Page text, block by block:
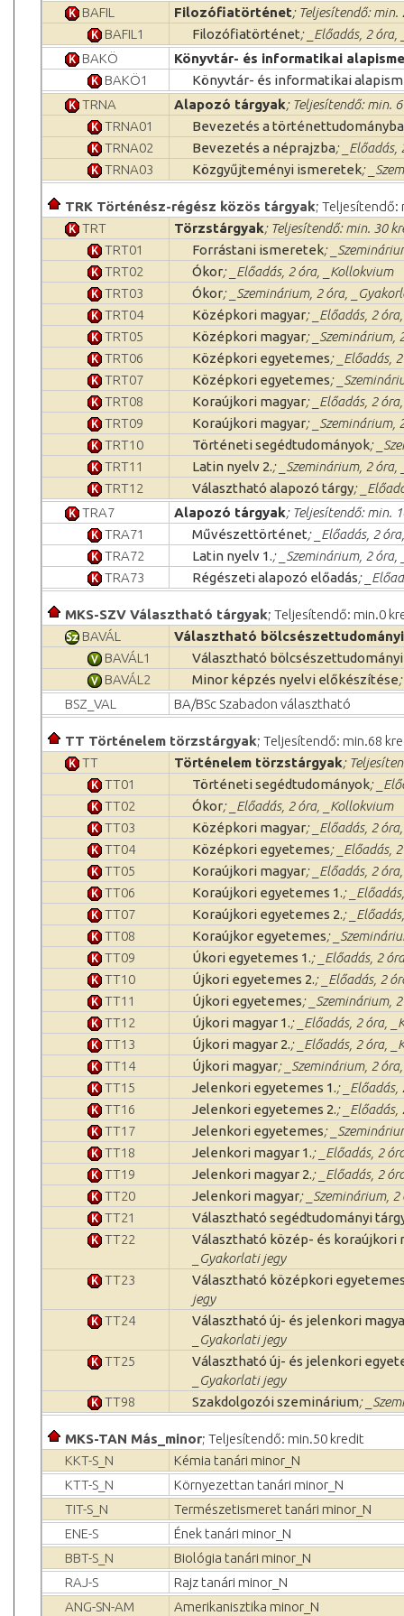
BAFIL
Filozófiatörténet; Teljesítendő: min.
BAFIL1
Filozófiatörténet; _Előadás, 2
BAKÖ
Könyvtár- és informatikai
BAKÖ1
Könyvtár- és informatikai
TRNA
Alapozó tárgyak; Teljesítendő: min.
TRNA01
Bevezetés a történettudományba
TRNA02
Bevezetés a néprajzba; _Előadás,
TRNA03
Közgyűjteményi ismeretek;
TRK Történész-régész közös tárgyak; Teljesítendő:
TRT
Törzstárgyak; Teljesítendő: min. 30
TRT01
Forrástani ismeretek;
TRT02
Ókor; _Előadás, 2 óra, _Kollokvium
TRT03
Ókor; _Szeminárium, 2 óra,
TRT04
Középkori magyar; _Előadás, 2
TRT05
Középkori magyar; _Szeminárium,
TRT06
Középkori egyetemes; _Előadás,
TRT07
Középkori egyetemes;
TRT08
Koraújkori magyar; _Előadás, 2
TRT09
Koraújkori magyar; _Szeminárium,
TRT10
Történeti segédtudományok;
TRT11
Latin nyelv 2.; _Szeminárium, 2
TRT12
Választható alapozó tárgy;
TRA7
Alapozó tárgyak; Teljesítendő: min.
TRA71
Művészettörténet; _Előadás, 2
TRA72
Latin nyelv 1.; _Szeminárium, 2
TRA73
Régészeti alapozó előadás;
MKS-SZV Választható tárgyak; Teljesítendő: min.0
BAVÁL
Választható
BAVÁL1
Választható
BAVÁL2
Minor képzés nyelvi előkészítése
BSZ_VAL
BA/BSc Szabadon választható
TT Történelem törzstárgyak; Teljesítendő: min.68
TT
Történelem törzstárgyak;
TT01
Történeti segédtudományok;
TT02
Ókor; _Előadás, 2 óra, _Kollokvium
TT03
Középkori magyar; _Előadás, 2
TT04
Középkori egyetemes; _Előadás,
TT05
Koraújkori magyar; _Előadás, 2
TT06
Koraújkori egyetemes 1.;
TT07
Koraújkori egyetemes 2.;
TT08
Koraújkor egyetemes;
TT09
Úkori egyetemes 1.; _Előadás, 2
TT10
Újkori egyetemes 2.; _Előadás, 2
TT11
Újkori egyetemes; _Szeminárium,
TT12
Újkori magyar 1.; _Előadás, 2 óra,
TT13
Újkori magyar 2.; _Előadás, 2 óra,
TT14
Újkori magyar; _Szeminárium, 2
TT15
Jelenkori egyetemes 1.; _Előadás,
TT16
Jelenkori egyetemes 2.; _Előadás,
TT17
Jelenkori egyetemes;
TT18
Jelenkori magyar 1.; _Előadás, 2
TT19
Jelenkori magyar 2.; _Előadás, 2
TT20
Jelenkori magyar; _Szeminárium,
TT21
Választható segédtudományi
TT22
Választható közép- és koraújkori
_Gyakorlati jegy
TT23
Választható középkori
jegy
TT24
Választható új- és jelenkori
_Gyakorlati jegy
TT25
Választható új- és jelenkori
_Gyakorlati jegy
TT98
Szakdolgozói szeminárium;
MKS-TAN Más_minor; Teljesítendő: min.50 kredit
KKT-S_N
Kémia tanári minor_N
KTT-S_N
Környezettan tanári minor_N
TIT-S_N
Természetismeret tanári minor_N
ENE-S
Ének tanári minor_N
BBT-S_N
Biológia tanári minor_N
RAJ-S
Rajz tanári minor_N
ANG-SN-AM
Amerikanisztika minor_N